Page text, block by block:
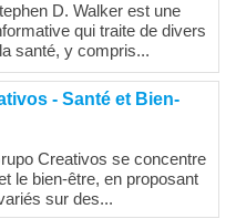
D. Walker est une
qui traite de divers
santé, y compris...
- Santé et Bien-
Creativos se concentre
le bien-être, en proposant
sur des...